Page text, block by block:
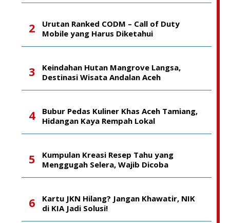
Urutan Ranked CODM – Call of Duty
Mobile yang Harus Diketahui
Keindahan Hutan Mangrove Langsa,
Destinasi Wisata Andalan Aceh
Bubur Pedas Kuliner Khas Aceh Tamiang,
Hidangan Kaya Rempah Lokal
Kumpulan Kreasi Resep Tahu yang
Menggugah Selera, Wajib Dicoba
Kartu JKN Hilang? Jangan Khawatir, NIK
di KIA Jadi Solusi!